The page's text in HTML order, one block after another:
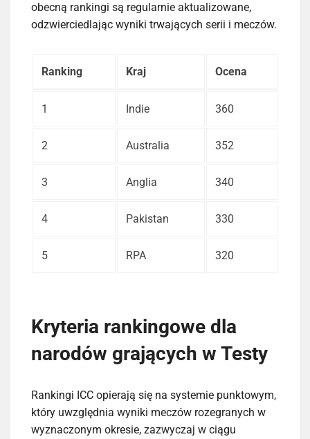
obecną rankingi są regularnie aktualizowane,
odzwierciedlając wyniki trwających serii i meczów.
Ranking Kraj Ocena
1 Indie 360
2 Australia 352
3 Anglia 340
4 Pakistan 330
5 RPA 320
Kryteria rankingowe dla
narodów grających w Testy
Rankingi ICC opierają się na systemie punktowym,
który uwzględnia wyniki meczów rozegranych w
wyznaczonym okresie, zazwyczaj w ciągu